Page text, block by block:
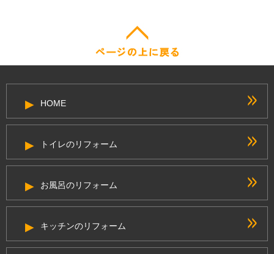
HOME
トイレのリフォーム
お風呂のリフォーム
キッチンのリフォーム